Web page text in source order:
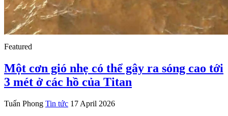
Featured
Một cơn gió nhẹ có thể gây ra sóng cao tới
3 mét ở các hồ của Titan
Tuấn Phong Tin tức 17 April 2026